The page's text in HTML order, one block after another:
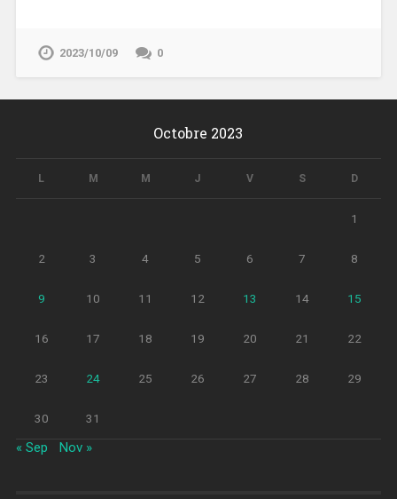
2023/10/09 0
Octobre 2023
L M M J V S D
1
2 3 4 5 6 7 8
9 10 11 12 13 14 15
16 17 18 19 20 21 22
23 24 25 26 27 28 29
30 31
« Sep Nov »